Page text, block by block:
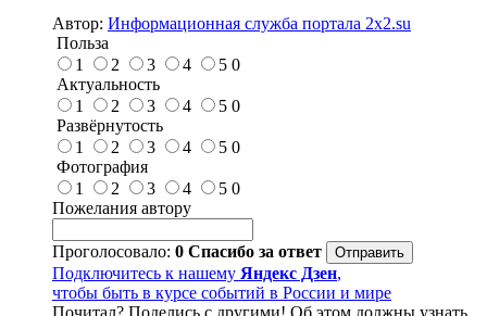
Автор: Информационная служба портала 2x2.su
Польза
1
2 3 4 5 0
Актуальность
1
2 3 4 5 0
Развёрнутость
1
2 3 4 5 0
Фотография
1
2 3 4 5 0
Пожелания автору
Проголосовало: 0 Спасибо за ответ
Подключитесь к нашему Яндекс Дзен,
чтобы быть в курсе событий в России и мире
Почитал? Поделись с другими! Об этом должны узнать